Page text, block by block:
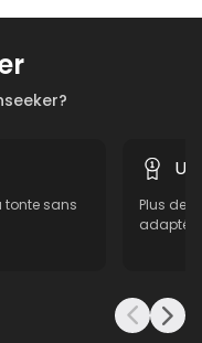
tonte sans
Plus de
adaptée